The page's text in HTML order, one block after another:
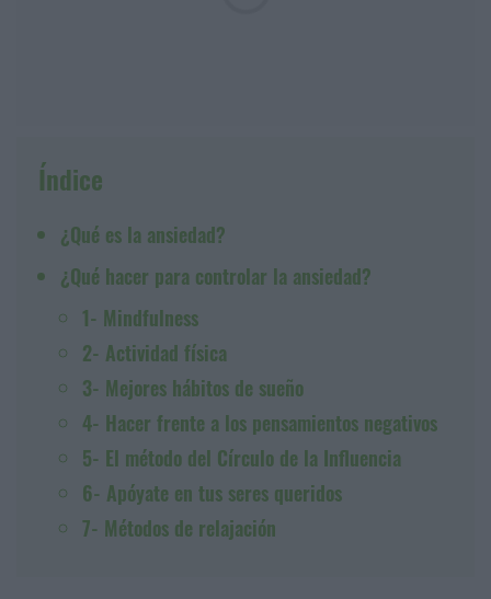
Índice
¿Qué es la ansiedad?
¿Qué hacer para controlar la ansiedad?
1- Mindfulness
2- Actividad física
3- Mejores hábitos de sueño
4- Hacer frente a los pensamientos negativos
5- El método del Círculo de la Influencia
6- Apóyate en tus seres queridos
7- Métodos de relajación